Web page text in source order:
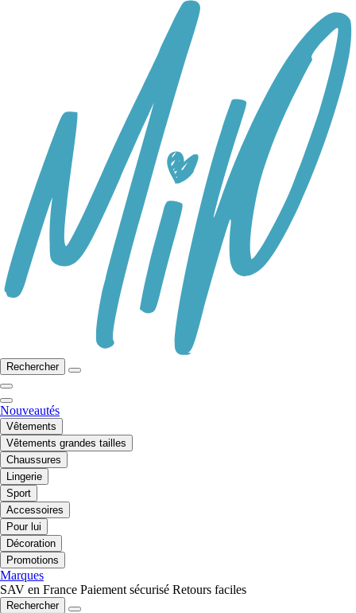
Rechercher
Nouveautés
Vêtements
Vêtements grandes tailles
Chaussures
Lingerie
Sport
Accessoires
Pour lui
Décoration
Promotions
Marques
SAV en France Paiement sécurisé Retours faciles
Rechercher